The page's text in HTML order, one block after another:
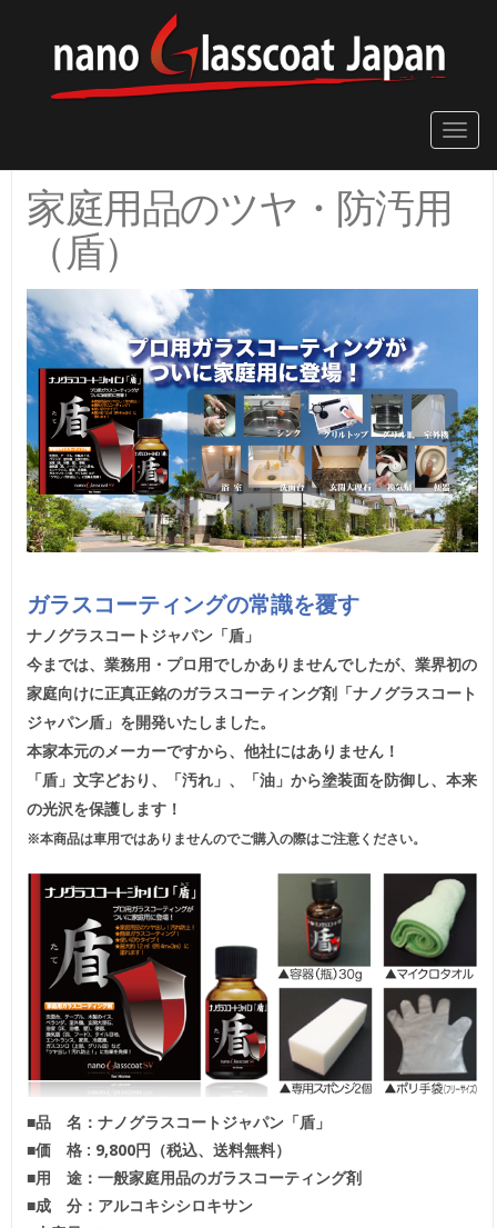
Toggle
家庭用品のツヤ・防汚用
（盾）
ガラスコーティングの常識を覆す
ナノグラスコートジャパン「盾」
今までは、業務用・プロ用でしかありませんでしたが、業界初の
家庭向けに正真正銘のガラスコーティング剤「ナノグラスコート
ジャパン盾」を開発いたしました。
本家本元のメーカーですから、他社にはありません！
「盾」文字どおり、「汚れ」、「油」から塗装面を防御し、本来
の光沢を保護します！
※本商品は車用ではありませんのでご購入の際はご注意ください。
■品 名：ナノグラスコートジャパン「盾」
■価 格 : 9,800円（税込、送料無料）
■用 途：一般家庭用品のガラスコーティング剤
■成 分：アルコキシシロキサン